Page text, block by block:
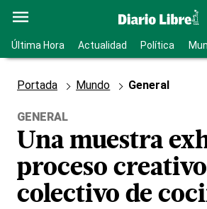
Última Hora Actualidad Política
Portada Mundo General
GENERAL
Una muestra
proceso
colectivo de